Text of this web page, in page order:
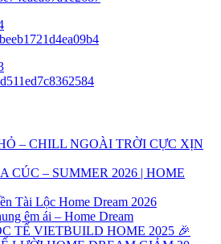
– CHILL NGOÀI TRỜI CỰC XỊN
CÚC – SUMMER 2026 | HOME
Tài Lộc Home Dream 2026
êm ái – Home Dream
TẾ VIETBUILD HOME 2025 🎉